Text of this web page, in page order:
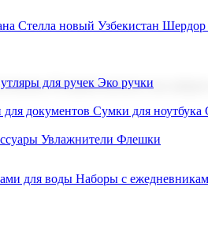
Стелла новый Узбекистан Шердор
для ручек Эко ручки
документов Сумки для ноутбука
Увлажнители Флешки
В нашем каталоге вы
для воды Наборы с